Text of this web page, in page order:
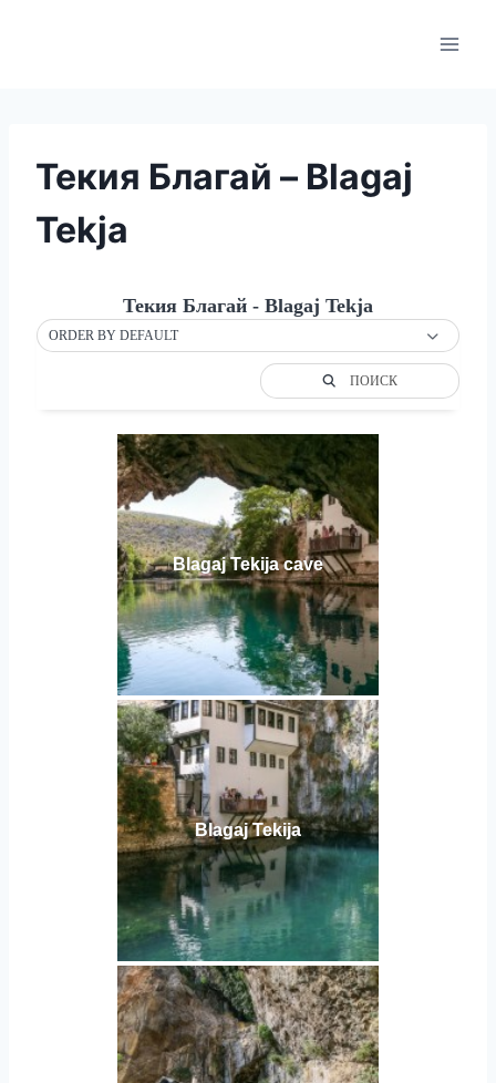
Текия Благай – Blagaj
Tekja
Текия Благай - Blagaj Tekja
ORDER BY DEFAULT
ПОИСК
Blagaj Tekija cave
Blagaj Tekija